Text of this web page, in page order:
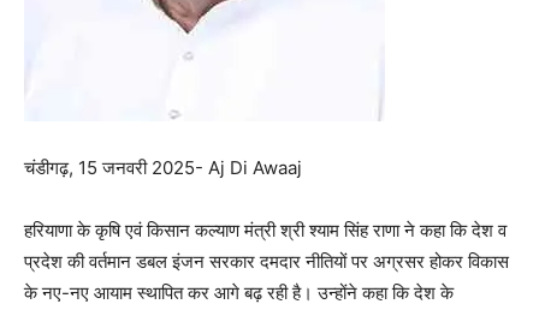
चंडीगढ़, 15 जनवरी 2025- Aj Di Awaaj
हरियाणा के कृषि एवं किसान कल्याण मंत्री श्री श्याम सिंह राणा ने कहा कि देश व
प्रदेश की वर्तमान डबल इंजन सरकार दमदार नीतियों पर अग्रसर होकर विकास
के नए-नए आयाम स्थापित कर आगे बढ़ रही है। उन्होंने कहा कि देश के